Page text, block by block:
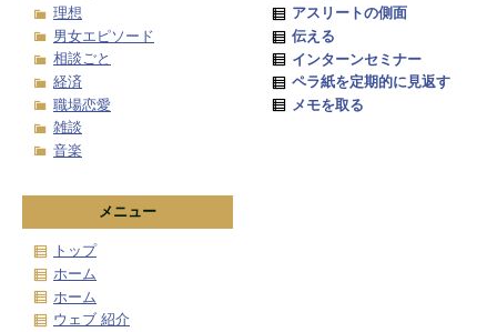
アスリートの側面
伝える
インターンセミナー
ペラ紙を定期的に見返す
メモを取る
理想
男女エピソード
相談ごと
経済
職場恋愛
雑談
音楽
メニュー
トップ
ホーム
ホーム
ウェブ 紹介